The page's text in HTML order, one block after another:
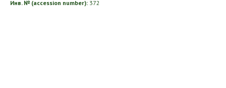
Инв. № (accession number): 372